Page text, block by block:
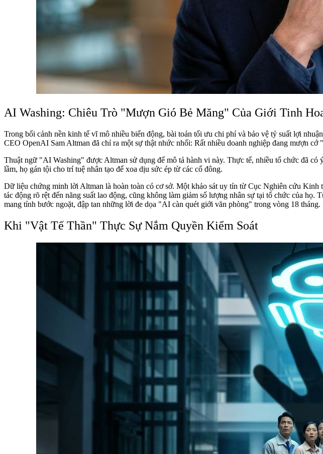
AI Washing: Chiêu Trò "Mượn Gió Bẻ Măng" Của Giới Tinh
Trong bối cảnh nền kinh tế vĩ mô nhiều biến động, bài toán tối ưu chi phí và bảo vệ tỷ suất lợi
CEO OpenAI Sam Altman đã chỉ ra một sự thật nhức nhối: Rất nhiều doanh nghiệp đang mượn
Thuật ngữ "AI Washing" được Altman sử dụng để mô tả hành vi này. Thực tế, nhiều tổ chức đã
lầm, họ gán tội cho trí tuệ nhân tạo để xoa dịu sức ép từ các cổ đông.
Dữ liệu chứng minh lời Altman là hoàn toàn có cơ sở. Một khảo sát uy tín từ Cục Nghiên cứu
tác động rõ rệt đến năng suất lao động, cũng không làm giảm số lượng nhân sự tại tổ chức của
mang tính bước ngoặt, đập tan những lời đe dọa "AI càn quét giới văn phòng" trong vòng 18 tháng.
Khi "Vật Tế Thần" Thực Sự Nắm Quyền Kiểm Soát